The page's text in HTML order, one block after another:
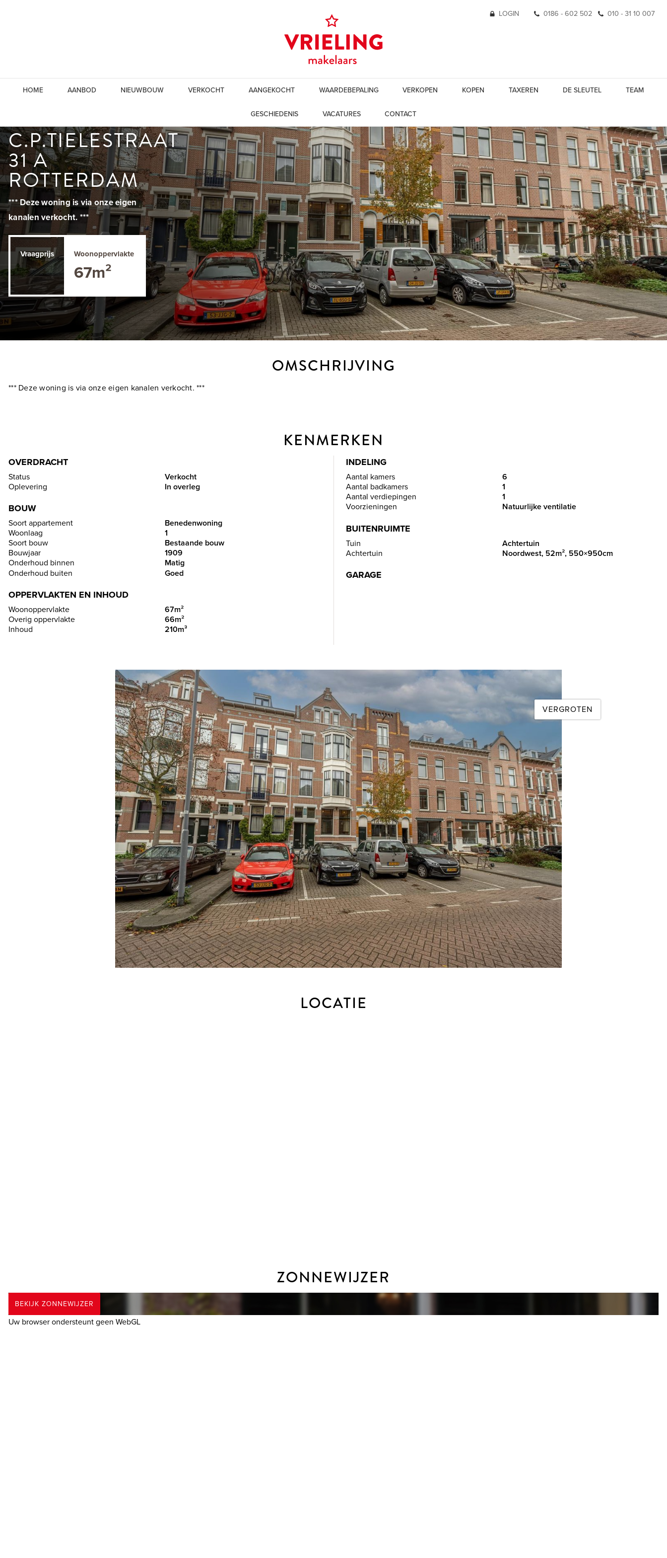
LOGIN 0186 - 602 502 010 - 31 10 007
HOME AANBOD NIEUWBOUW VERKOCHT AANGEKOCHT WAARDEBEPALING VERKOPEN KOPEN TAXEREN DE SLEUTEL TEAM
GESCHIEDENIS VACATURES CONTACT
C.P.TIELESTRAAT
31 A
ROTTERDAM
*** Deze woning is via onze eigen
kanalen verkocht. ***
Vraagprijs Woonoppervlakte
67m²
OMSCHRIJVING
*** Deze woning is via onze eigen kanalen verkocht. ***
KENMERKEN
OVERDRACHT
Status
Verkocht
Oplevering
In overleg
BOUW
Soort appartement
Benedenwoning
Woonlaag
1
Soort bouw
Bestaande bouw
Bouwjaar
1909
Onderhoud binnen
Matig
Onderhoud buiten
Goed
OPPERVLAKTEN EN INHOUD
Woonoppervlakte
67m²
Overig oppervlakte
66m²
Inhoud
210m³
INDELING
Aantal kamers
6
Aantal badkamers
1
Aantal verdiepingen
1
Voorzieningen
Natuurlijke ventilatie
BUITENRUIMTE
Tuin
Achtertuin
Achtertuin
Noordwest, 52m², 550×950cm
GARAGE
vorige
VERGROTEN
LOCATIE
ZONNEWIJZER
BEKIJK ZONNEWIJZER
Uw browser ondersteunt geen WebGL